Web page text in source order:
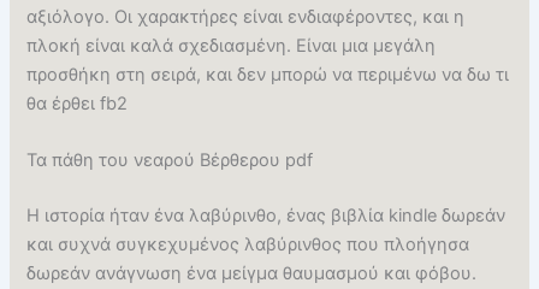
αξιόλογο. Οι χαρακτήρες είναι ενδιαφέροντες, και η
πλοκή είναι καλά σχεδιασμένη. Είναι μια μεγάλη
προσθήκη στη σειρά, και δεν μπορώ να περιμένω να δω τι
θα έρθει fb2
Τα πάθη του νεαρού Βέρθερου pdf
Η ιστορία ήταν ένα λαβύρινθο, ένας βιβλία kindle δωρεάν
και συχνά συγκεχυμένος λαβύρινθος που πλοήγησα
δωρεάν ανάγνωση ένα μείγμα θαυμασμού και φόβου.